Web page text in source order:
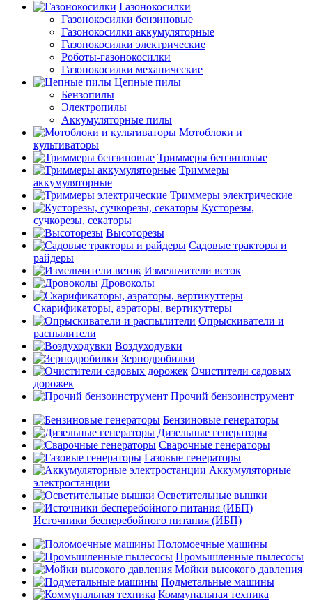
Газонокосилки
Газонокосилки бензиновые
Газонокосилки аккумуляторные
Газонокосилки электрические
Роботы-газонокосилки
Газонокосилки механические
Цепные пилы
Бензопилы
Электропилы
Аккумуляторные пилы
Мотоблоки и
культиваторы
Триммеры бензиновые
Триммеры
аккумуляторные
Триммеры электрические
Кусторезы,
сучкорезы, секаторы
Высоторезы
Садовые тракторы и
райдеры
Измельчители веток
Дровоколы
Скарификаторы, аэраторы, вертикуттеры
Опрыскиватели и
распылители
Воздуходувки
Зернодробилки
Очистители садовых
дорожек
Прочий бензоинструмент
Бензиновые генераторы
Дизельные генераторы
Сварочные генераторы
Газовые генераторы
Аккумуляторные
электростанции
Осветительные вышки
Источники бесперебойного питания (ИБП)
Поломоечные машины
Промышленные пылесосы
Мойки высокого давления
Подметальные машины
Коммунальная техника